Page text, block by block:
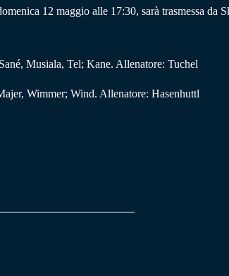
12 maggio alle 17:30, sarà trasmessa da
Musiala, Tel; Kane. Allenatore: Tuchel
Wimmer; Wind. Allenatore: Hasenhuttl